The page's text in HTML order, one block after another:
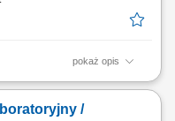
pokaż opis
diagnostyki oraz realizacja
Bezpośrednia praca z
/